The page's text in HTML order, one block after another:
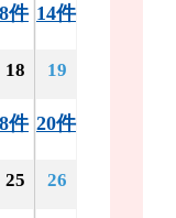
8件 14件
18
8件
19
20件
25 26